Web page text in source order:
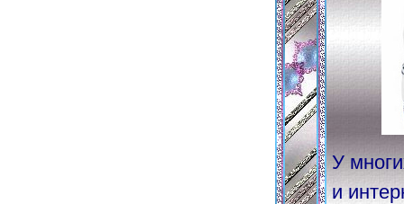
У
и